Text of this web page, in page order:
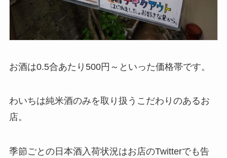
お酒は0.5合あたり500円～といった価格帯です。
わいちは純米酒のみを取り扱うこだわりのあるお
店。
季節ごとの日本酒入荷状況はお店のTwitterでも告